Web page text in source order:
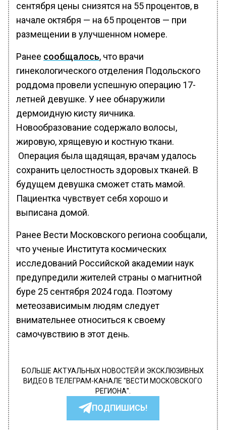
сентября цены снизятся на 55 процентов, в
начале октября — на 65 процентов — при
размещении в улучшенном номере.
Ранее сообщалось, что врачи
гинекологического отделения Подольского
роддома провели успешную операцию 17-
летней девушке. У нее обнаружили
дермоидную кисту яичника.
Новообразование содержало волосы,
жировую, хрящевую и костную ткани.
Операция была щадящая, врачам удалось
сохранить целостность здоровых тканей. В
будущем девушка сможет стать мамой.
Пациентка чувствует себя хорошо и
выписана домой.
Ранее Вести Московского региона сообщали,
что ученые Института космических
исследований Российской академии наук
предупредили жителей страны о магнитной
буре 25 сентября 2024 года. Поэтому
метеозависимым людям следует
внимательнее относиться к своему
самочувствию в этот день.
БОЛЬШЕ АКТУАЛЬНЫХ НОВОСТЕЙ И ЭКСКЛЮЗИВНЫХ
ВИДЕО В ТЕЛЕГРАМ-КАНАЛЕ "ВЕСТИ МОСКОВСКОГО
РЕГИОНА".
ПОДПИШИСЬ!